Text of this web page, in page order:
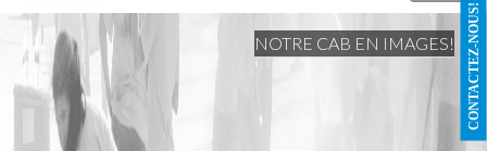
CONTACTEZ-NOUS!
NOTRE CAB EN IMAGES!